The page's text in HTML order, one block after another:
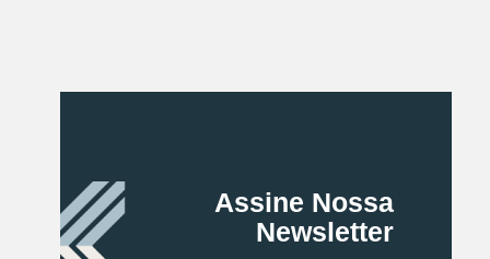
Assine Nossa
Newsletter